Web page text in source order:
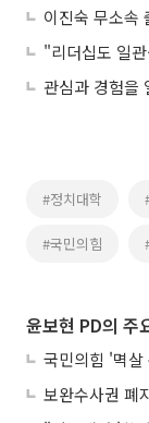
이진숙 무소속
"리더십도 일
관심과 경험을
#정치대학
#국민의힘
윤보현 PD의 주